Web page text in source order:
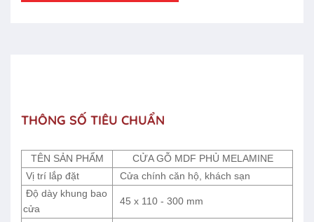
THÔNG SỐ TIÊU CHUẨN
TÊN SẢN PHẨM
CỬA GỖ MDF PHỦ MELAMINE
Vị trí lắp đặt
Cửa chính căn hộ, khách sạn
Độ dày khung bao
cửa
45 x 110 - 300 mm